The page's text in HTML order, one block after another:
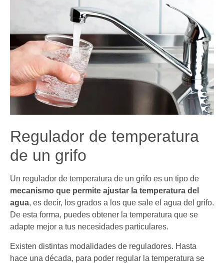
Regulador de temperatura
de un grifo
Un regulador de temperatura de un grifo es un tipo de
mecanismo que permite ajustar la temperatura del
agua, es decir, los grados a los que sale el agua del grifo.
De esta forma, puedes obtener la temperatura que se
adapte mejor a tus necesidades particulares.
Existen distintas modalidades de reguladores. Hasta
hace una década, para poder regular la temperatura se